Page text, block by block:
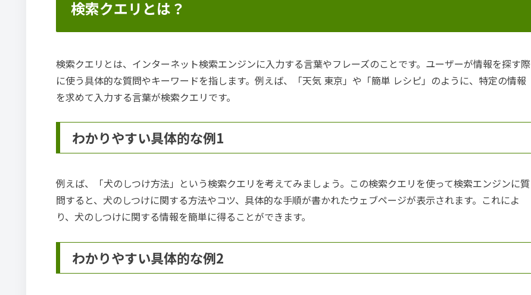
検索クエリとは？
検索クエリとは、インターネット検索エンジンに入力する言葉やフレーズのことです。ユーザーが情報を探す際
に使う具体的な質問やキーワードを指します。例えば、「天気 東京」や「簡単 レシピ」のように、特定の情報
を求めて入力する言葉が検索クエリです。
わかりやすい具体的な例1
例えば、「犬のしつけ方法」という検索クエリを考えてみましょう。この検索クエリを使って検索エンジンに質
問すると、犬のしつけに関する方法やコツ、具体的な手順が書かれたウェブページが表示されます。これによ
り、犬のしつけに関する情報を簡単に得ることができます。
わかりやすい具体的な例2